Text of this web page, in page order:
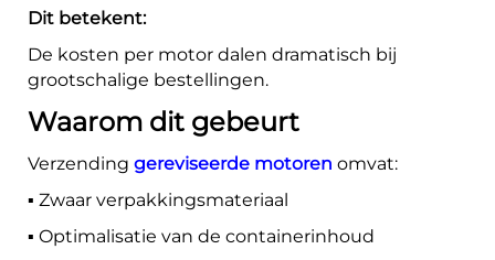
Dit betekent:
De kosten per motor dalen dramatisch bij
grootschalige bestellingen.
Waarom dit gebeurt
Verzending gereviseerde motoren omvat:
▪️ Zwaar verpakkingsmateriaal
▪️ Optimalisatie van de containerinhoud